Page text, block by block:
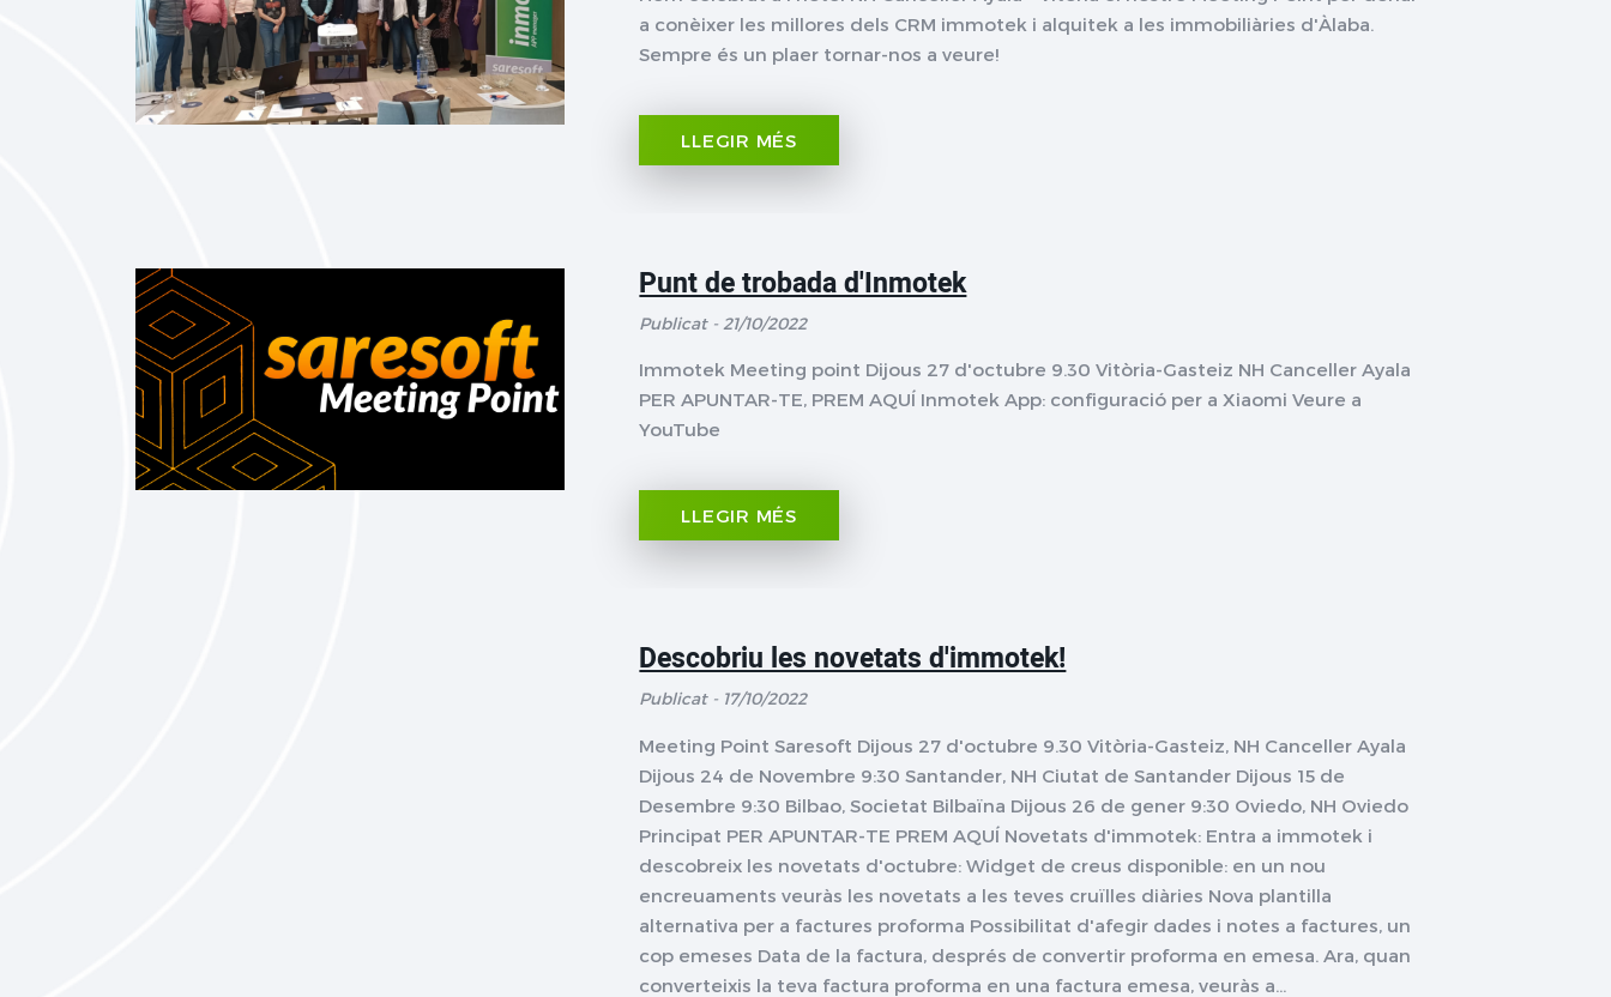
a conèixer les millores dels CRM immotek i alquitek a les immobiliàries d'Àlaba.
Sempre és un plaer tornar-nos a veure!
LLEGIR MÉS
Punt de trobada d'Inmotek
Publicat - 21/10/2022
Immotek Meeting point Dijous 27 d'octubre 9.30 Vitòria-Gasteiz NH Canceller Ayala
PER APUNTAR-TE, PREM AQUÍ Inmotek App: configuració per a Xiaomi Veure a
YouTube
LLEGIR MÉS
Descobriu les novetats d'immotek!
Publicat - 17/10/2022
Meeting Point Saresoft Dijous 27 d'octubre 9.30 Vitòria-Gasteiz, NH Canceller Ayala
Dijous 24 de Novembre 9:30 Santander, NH Ciutat de Santander Dijous 15 de
Desembre 9:30 Bilbao, Societat Bilbaïna Dijous 26 de gener 9:30 Oviedo, NH Oviedo
Principat PER APUNTAR-TE PREM AQUÍ Novetats d'immotek: Entra a immotek i
descobreix les novetats d'octubre: Widget de creus disponible: en un nou
encreuaments veuràs les novetats a les teves cruïlles diàries Nova plantilla
alternativa per a factures proforma Possibilitat d'afegir dades i notes a factures, un
cop emeses Data de la factura, després de convertir proforma en emesa. Ara, quan
converteixis la teva factura proforma en una factura emesa, veuràs a...